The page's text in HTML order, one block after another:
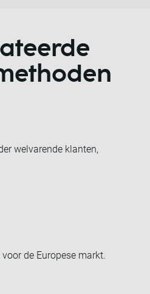
welvarende klanten,
de Europese markt.